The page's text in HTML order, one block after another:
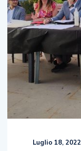
Luglio 18, 2022